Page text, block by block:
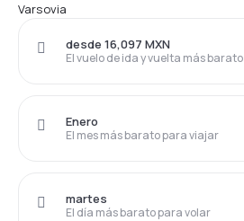
Varsovia
El vuelo de ida y vuelta más barato
desde 16,097 MXN
El mes más barato para viajar
Enero
El día más barato para volar
martes